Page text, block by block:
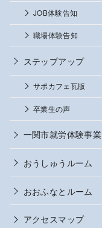
JOB体験告知
職場体験告知
ステップアップ
サポカフェ瓦版
卒業生の声
一関市就労体験事業
おうしゅうルーム
おおふなとルーム
アクセスマップ